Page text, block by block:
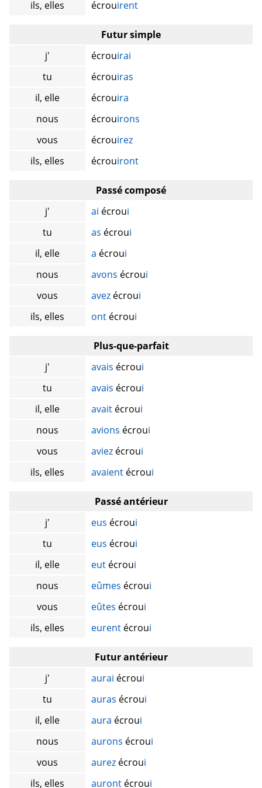
ils, elles
écrouirent
Futur simple
j'
écrouirai
tu
écrouiras
il, elle
écrouira
nous
écrouirons
vous
écrouirez
ils, elles
écrouiront
Passé composé
j'
ai écroui
tu
as écroui
il, elle
a écroui
nous
avons écroui
vous
avez écroui
ils, elles
ont écroui
Plus-que-parfait
j'
avais écroui
tu
avais écroui
il, elle
avait écroui
nous
avions écroui
vous
aviez écroui
ils, elles
avaient écroui
Passé antérieur
j'
eus écroui
tu
eus écroui
il, elle
eut écroui
nous
eûmes écroui
vous
eûtes écroui
ils, elles
eurent écroui
Futur antérieur
j'
aurai écroui
tu
auras écroui
il, elle
aura écroui
nous
aurons écroui
vous
aurez écroui
ils, elles
auront écroui